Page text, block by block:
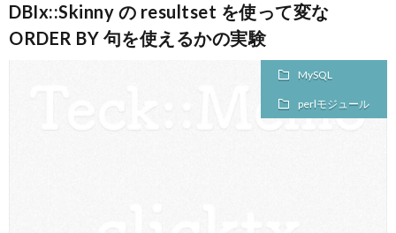
DBIx::Skinny の resultset を使って変な
ORDER BY 句を使えるかの実験
MySQL
perlモジュール